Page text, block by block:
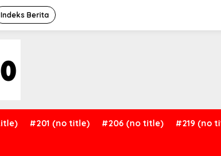
Indeks Berita
#201 (no title) #206 (no title) #219 (no